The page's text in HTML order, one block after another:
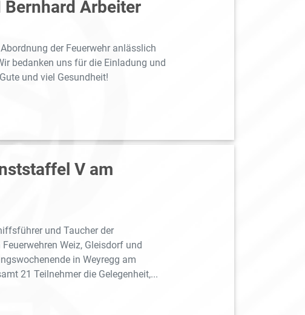
Bernhard Arbeiter
der Feuerwehr anlässlich
bedanken uns für die Einladung und
und viel Gesundheit!
V am
und Taucher der
Weiz, Gleisdorf und
in Weyregg am
21 Teilnehmer die Gelegenheit,...